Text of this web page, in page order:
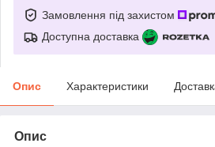
Замовлення під захистом
Доступна доставка
Опис Характеристики
Опис